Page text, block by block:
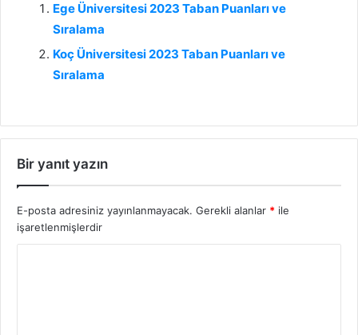
Ege Üniversitesi 2023 Taban Puanları ve
Sıralama
Koç Üniversitesi 2023 Taban Puanları ve
Sıralama
Bir yanıt yazın
E-posta adresiniz yayınlanmayacak. Gerekli alanlar * ile
işaretlenmişlerdir